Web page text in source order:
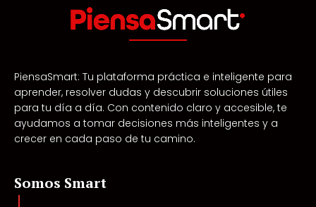
PiensaSmart: Tu plataforma práctica e inteligente para
aprender, resolver dudas y descubrir soluciones útiles
para tu día a día. Con contenido claro y accesible, te
ayudamos a tomar decisiones más inteligentes y a
crecer en cada paso de tu camino.
Somos Smart